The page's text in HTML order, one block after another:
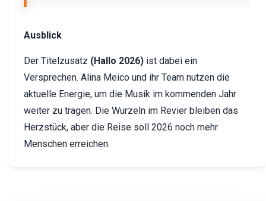
Ausblick
Der Titelzusatz (Hallo 2026) ist dabei ein
Versprechen. Alina Meico und ihr Team nutzen die
aktuelle Energie, um die Musik im kommenden Jahr
weiter zu tragen. Die Wurzeln im Revier bleiben das
Herzstück, aber die Reise soll 2026 noch mehr
Menschen erreichen.